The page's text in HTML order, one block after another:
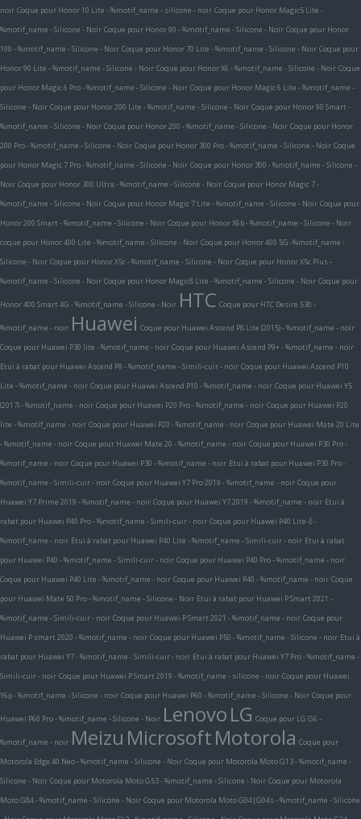
noir Coque pour Honor 10 Lite - %motif_name - silicone - noir Coque pour Honor Magic5 Lite -
%motif_name - Silicone - Noir Coque pour Honor 90 - %motif_name - Silicone - Noir Coque pour Honor
100 - %motif_name - Silicone - Noir Coque pour Honor 70 Lite - %motif_name - Silicone - Noir Coque pour
Honor 90 Lite - %motif_name - Silicone - Noir Coque pour Honor X6 - %motif_name - Silicone - Noir Coque
pour Honor Magic 6 Pro - %motif_name - Silicone - Noir Coque pour Honor Magic 6 Lite - %motif_name -
Silicone - Noir Coque pour Honor 200 Lite - %motif_name - Silicone - Noir Coque pour Honor 90 Smart -
%motif_name - Silicone - Noir Coque pour Honor 200 - %motif_name - Silicone - Noir Coque pour Honor
200 Pro - %motif_name - Silicone - Noir Coque pour Honor 300 Pro - %motif_name - Silicone - Noir Coque
pour Honor Magic 7 Pro - %motif_name - Silicone - Noir Coque pour Honor 300 - %motif_name - Silicone -
Noir Coque pour Honor 300 Ultra - %motif_name - Silicone - Noir Coque pour Honor Magic 7 -
%motif_name - Silicone - Noir Coque pour Honor Magic 7 Lite - %motif_name - Silicone - Noir Coque pour
Honor 200 Smart - %motif_name - Silicone - Noir Coque pour Honor X6b - %motif_name - Silicone - Noir
coque pour Honor 400 Lite - %motif_name - Silicone - Noir Coque pour Honor 400 5G -%motif_name -
Silicone - Noir Coque pour Honor X5c - %motif_name - Silicone - Noir Coque pour Honor X5c Plus -
%motif_name - Silicone - Noir Coque pour Honor Magic8 Lite - %motif_name - Silicone - Noir Coque pour
Honor 400 Smart 4G - %motif_name - Silicone - Noir HTC Coque pour HTC Desire 530 -
%motif_name - noir Huawei Coque pour Huawei Ascend P8 Lite (2015) - %motif_name - noir
Coque pour Huawei P30 lite - %motif_name - noir Coque pour Huawei Ascend P9+ - %motif_name - noir
Etui à rabat pour Huawei Ascend P9 - %motif_name - Simili-cuir - noir Coque pour Huawei Ascend P10
Lite - %motif_name - noir Coque pour Huawei Ascend P10 - %motif_name - noir Coque pour Huawei Y5
(2017) - %motif_name - noir Coque pour Huawei P20 Pro - %motif_name - noir Coque pour Huawei P20
lite - %motif_name - noir Coque pour Huawei P20 - %motif_name - noir Coque pour Huawei Mate 20 Lite
- %motif_name - noir Coque pour Huawei Mate 20 - %motif_name - noir Coque pour Huawei P30 Pro -
%motif_name - noir Coque pour Huawei P30 - %motif_name - noir Etui à rabat pour Huawei P30 Pro -
%motif_name - Simili-cuir - noir Coque pour Huawei Y7 Pro 2019 - %motif_name - noir Coque pour
Huawei Y7 Prime 2019 - %motif_name - noir Coque pour Huawei Y7 2019 - %motif_name - noir Etui à
rabat pour Huawei P40 Pro - %motif_name - Simili-cuir - noir Coque pour Huawei P40 Lite-E -
%motif_name - noir Etui à rabat pour Huawei P40 Lite - %motif_name - Simili-cuir - noir Etui à rabat
pour Huawei P40 - %motif_name - Simili-cuir - noir Coque pour Huawei P40 Pro - %motif_name - noir
Coque pour Huawei P40 Lite - %motif_name - noir Coque pour Huawei P40 - %motif_name - noir Coque
pour Huawei Mate 50 Pro - %motif_name - Silicone - Noir Etui à rabat pour Huawei P Smart 2021 -
%motif_name - Simili-cuir - noir Coque pour Huawei P Smart 2021 - %motif_name - noir Coque pour
Huawei P smart 2020 - %motif_name - noir Coque pour Huawei P50 - %motif_name - Silicone - noir Etui à
rabat pour Huawei Y7 - %motif_name - Simili-cuir - noir Etui à rabat pour Huawei Y7 Pro - %motif_name -
Simili-cuir - noir Coque pour Huawei P Smart 2019 - %motif_name - silicone - noir Coque pour Huawei
Y6p - %motif_name - Silicone - noir Coque pour Huawei P60 - %motif_name - Silicone - Noir Coque pour
Huawei P60 Pro - %motif_name - Silicone - Noir LenovoLG Coque pour LG G6 -
%motif_name - noir Meizu MicrosoftMotorola Coque pour
Motorola Edge 40 Neo - %motif_name - Silicone - Noir Coque pour Motorola Moto G13 - %motif_name -
Silicone - Noir Coque pour Motorola Moto G53 - %motif_name - Silicone - Noir Coque pour Motorola
Moto G84 - %motif_name - Silicone - Noir Coque pour Motorola Moto G04|G04s - %motif_name - Silicone